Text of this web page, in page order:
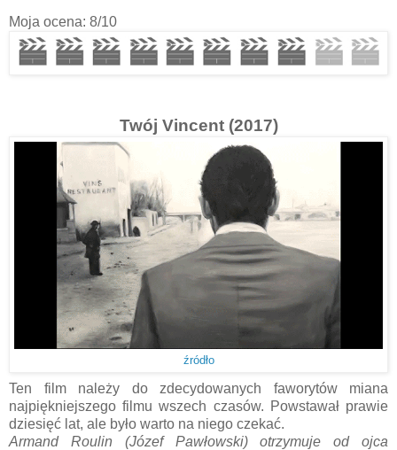
Moja ocena: 8/10
Twój Vincent (2017)
źródło
Ten film należy do zdecydowanych faworytów miana
najpiękniejszego filmu wszech czasów. Powstawał prawie
dziesięć lat, ale było warto na niego czekać.
Armand Roulin (Józef Pawłowski) otrzymuje od ojca